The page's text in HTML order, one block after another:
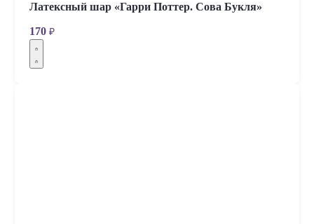
Латексный шар «Гарри Поттер. Сова Букля»
170 ₽